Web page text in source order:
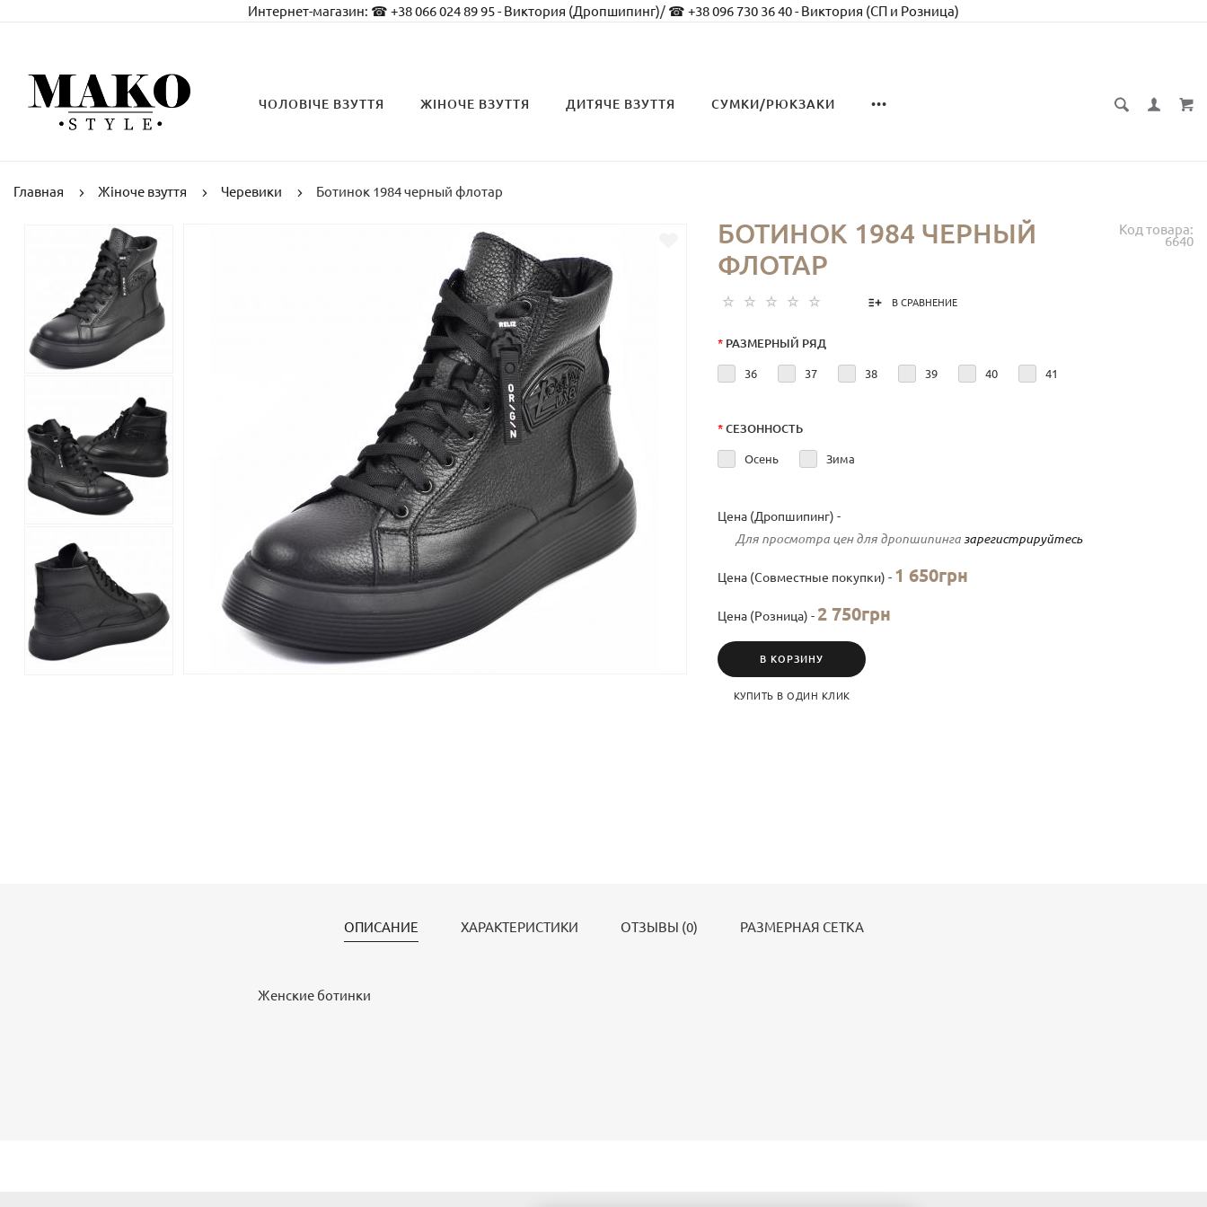
Интернет-магазин: ☎ +38 066 024 89 95 - Виктория (Дропшипинг)/ ☎ +38 096 730 36 40 - Виктория (СП и Розница)
ЧОЛОВІЧЕ ВЗУТТЯ ЖІНОЧЕ ВЗУТТЯ ДИТЯЧЕ ВЗУТТЯ СУМКИ/РЮКЗАКИ •••
Главная Жіноче взуття Черевики Ботинок 1984 черный флотар
Код товара:
6640
БОТИНОК 1984 ЧЕРНЫЙ
ФЛОТАР
В СРАВНЕНИЕ
* РАЗМЕРНЫЙ РЯД
36 37 38 39 40 41
* СЕЗОННОСТЬ
Осень Зима
Цена (Дропшипинг) -
Для просмотра цен для дропшипинга зарегистрируйтесь
Цена (Совместные покупки) - 1 650грн
Цена (Розница) - 2 750грн
В КОРЗИНУ
КУПИТЬ В ОДИН КЛИК
ОПИСАНИЕ ХАРАКТЕРИСТИКИ ОТЗЫВЫ (0) РАЗМЕРНАЯ СЕТКА
Женские ботинки